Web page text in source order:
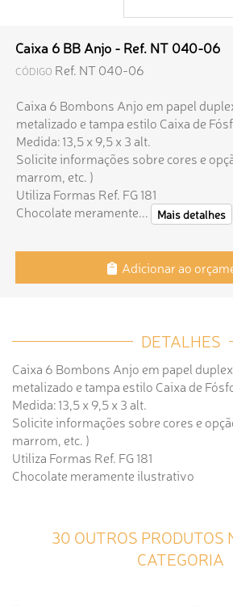
Caixa 6 BB Anjo - Ref. NT 040-06
CÓDIGO Ref. NT 040-06
Caixa 6 Bombons Anjo em papel
metalizado e tampa estilo Caixa de
Medida: 13,5 x 9,5 x 3 alt.
Solicite informações sobre cores e
marrom, etc. )
Utiliza Formas Ref. FG 181
Chocolate meramente...
Mais detalhes
Adicionar ao
DETALHES
Caixa 6 Bombons Anjo em papel
metalizado e tampa estilo Caixa de
Medida: 13,5 x 9,5 x 3 alt.
Solicite informações sobre cores e
marrom, etc. )
Utiliza Formas Ref. FG 181
Chocolate meramente ilustrativo
30 OUTROS PRODUTOS
CATEGORIA